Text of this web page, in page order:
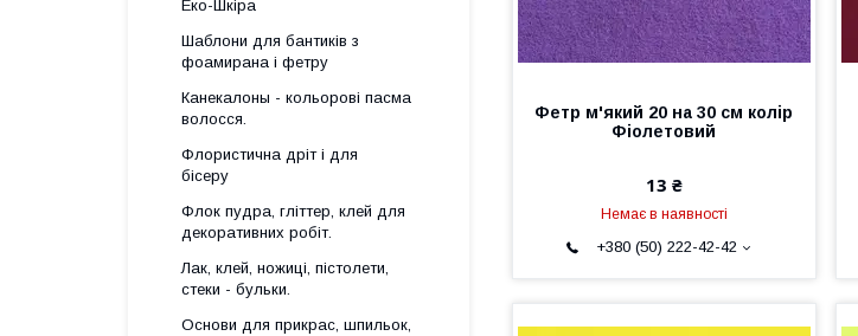
Фетр м'який 20 на 30 см колір
Фіолетовий
13 ₴
Немає в наявності
+380 (50) 222-42-42
Еко-Шкіра
Шаблони для бантиків з
фоамирана і фетру
Канекалоны - кольорові пасма
волосся.
Флористична дріт і для
бісеру
Флок пудра, гліттер, клей для
декоративних робіт.
Лак, клей, ножиці, пістолети,
стеки - бульки.
Основи для прикрас, шпильок,